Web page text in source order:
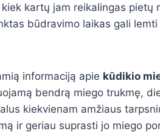
kartų jam reikalingas pietų
būdravimo laikas gali
informaciją apie kūdikio
bendrą miego trukmę,
kiekvienam amžiaus
ir geriau suprasti jo miego